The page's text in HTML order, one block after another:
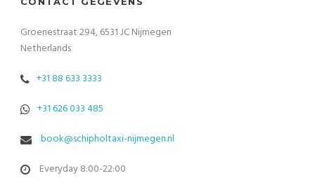
Groenestraat 294, 6531 JC Nijmegen
Netherlands
+31 88 633 3333
+31 626 033 485
book@schipholtaxi-nijmegen.nl
Everyday 8:00-22:00